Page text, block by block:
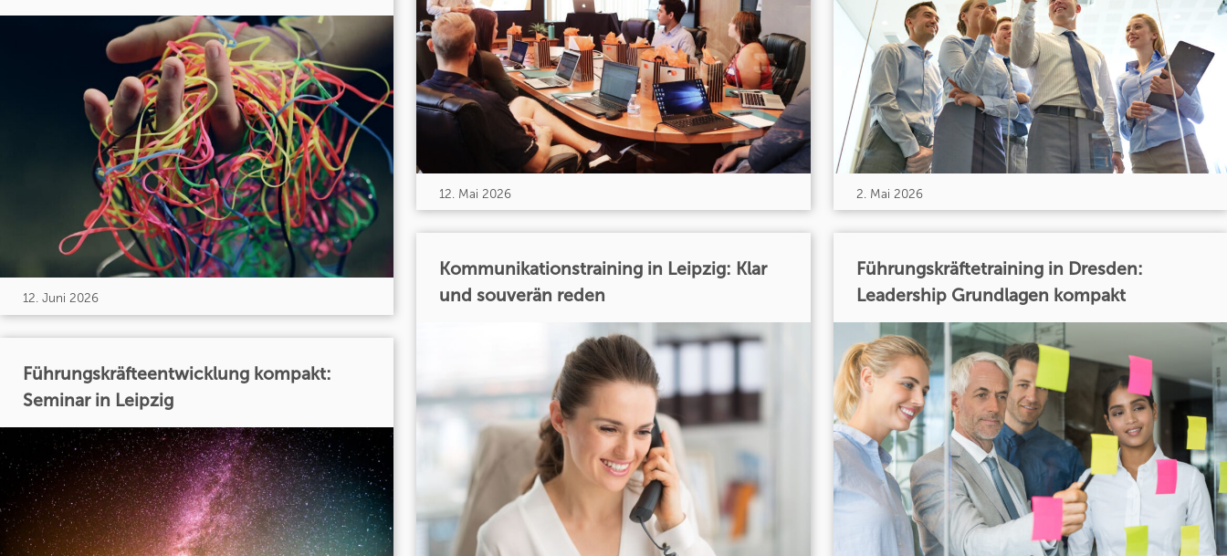
12. Juni 2026
Führungskräfteentwicklung kompakt:
Seminar in Leipzig
12. Mai 2026
Kommunikationstraining in Leipzig: Klar
und souverän reden
2. Mai 2026
Führungskräftetraining in Dresden:
Leadership Grundlagen kompakt